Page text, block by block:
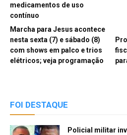
medicamentos de uso
contínuo
Marcha para Jesus acontece
nesta sexta (7) e sábado (8)
com shows em palco e trios
elétricos; veja programação
FOI DESTAQUE
Policial militar